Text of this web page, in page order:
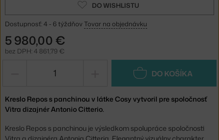
DO WISHLISTU
Dostupnosť: 4 - 6 týždňov Tovar na objednávku
5 980,00 €
bez DPH: 4 861,79 €
DO KOŠÍKA
Kreslo Repos s panchinou v látke Cosy vytvoril pre spoločnosť
Vitra dizajnér Antonio Citterio.
Kreslo Repos s panchinou je výsledkom spolupráce spoločnosti